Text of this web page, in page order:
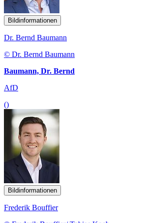
Bildinformationen
Dr. Bernd Baumann
© Dr. Bernd Baumann
Baumann, Dr. Bernd
AfD
()
Bildinformationen
Frederik Bouffier